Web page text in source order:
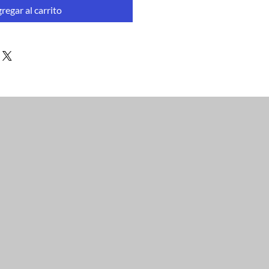
al carrito